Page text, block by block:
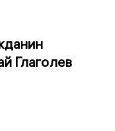
Глаголев